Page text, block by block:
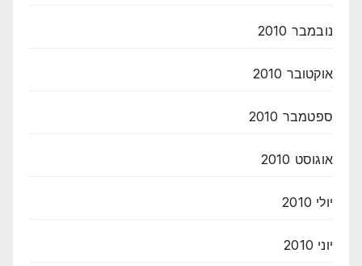
נובמבר 2010
אוקטובר 2010
ספטמבר 2010
אוגוסט 2010
יולי 2010
יוני 2010